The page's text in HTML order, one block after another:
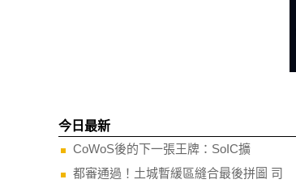
今日最新
CoWoS後的下一張王牌：SoIC擴
都審通過！土城暫緩區縫合最後拼圖 司